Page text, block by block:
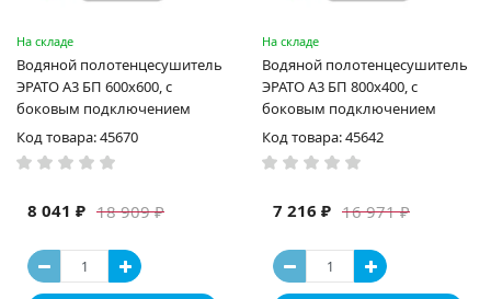
На складе
Водяной полотенцесушитель
ЭРАТО А3 БП 600x600, с
боковым подключением
Код товара: 45670
18 909 ₽
8 041 ₽
На складе
Водяной полотенцесушитель
ЭРАТО А3 БП 800x400, с
боковым подключением
Код товара: 45642
16 971 ₽
7 216 ₽